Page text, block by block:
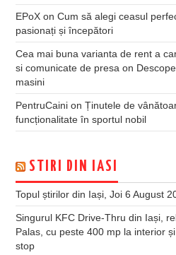
EPoX onCum să alegi ceasul
pasionați și începători
Cea mai buna varianta de rent a
si comunicate de presa on
masini
PentruCaini onȚinutele de
funcționalitate în sportul nobil
STIRI DIN IASI
Topul știrilor din Iași, Joi 6 August
Singurul KFC Drive-Thru din Iași,
Palas, cu peste 400 mp la interior
stop